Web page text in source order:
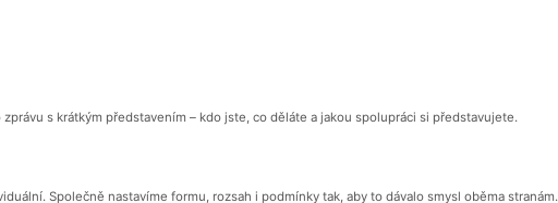
s krátkým představením – kdo jste, co děláte a jakou spolupráci si představujete.
Společně nastavíme formu, rozsah i podmínky tak, aby to dávalo smysl oběma stranám.